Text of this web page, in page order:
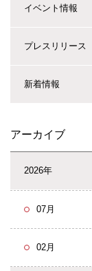
イベント情報
プレスリリース
新着情報
アーカイブ
2026年
07月
02月